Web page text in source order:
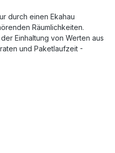
durch einen Ekahau
Räumlichkeiten.
Einhaltung von Werten aus
und Paketlaufzeit -